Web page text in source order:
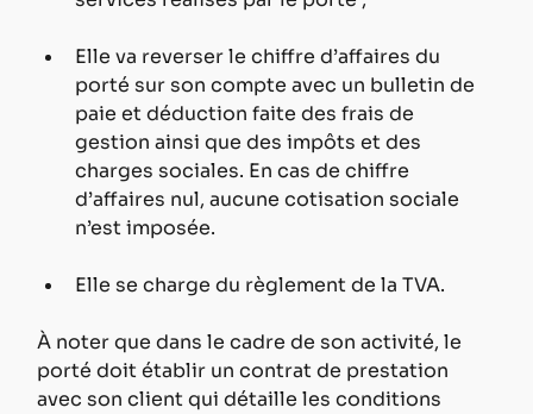
Elle va reverser le chiffre d’affaires du
porté sur son compte avec un bulletin de
paie et déduction faite des frais de
gestion ainsi que des impôts et des
charges sociales. En cas de chiffre
d’affaires nul, aucune cotisation sociale
n’est imposée.
Elle se charge du règlement de la TVA.
À noter que dans le cadre de son activité, le
porté doit établir un contrat de prestation
avec son client qui détaille les conditions